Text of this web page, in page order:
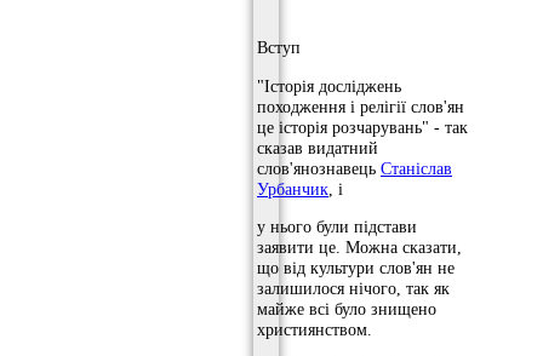
Вступ
"Історія досліджень
походження і релігії слов'ян
це історія розчарувань" - так
сказав видатний
слов'янознавець Станіслав
Урбанчик , і
у нього були підстави
заявити це. Можна сказати,
що від культури слов'ян не
залишилося нічого, так як
майже всі було знищено
християнством.